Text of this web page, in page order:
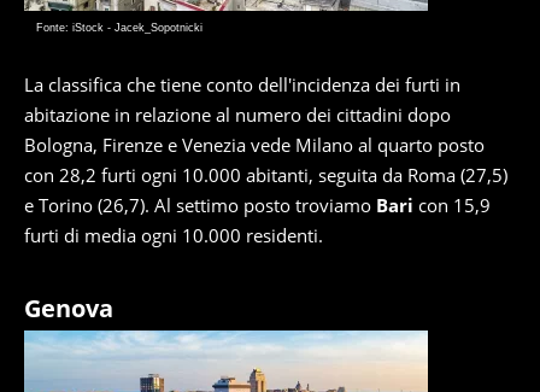
Fonte: iStock - Jacek_Sopotnicki
La classifica che tiene conto dell'incidenza dei furti in
abitazione in relazione al numero dei cittadini dopo
Bologna, Firenze e Venezia vede Milano al quarto posto
con 28,2 furti ogni 10.000 abitanti, seguita da Roma (27,5)
e Torino (26,7). Al settimo posto troviamo Bari con 15,9
furti di media ogni 10.000 residenti.
Genova